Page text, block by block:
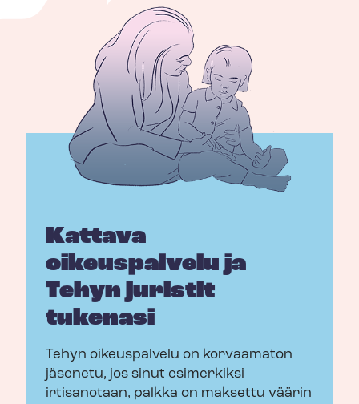
Kattava
oikeuspalvelu ja
Tehyn juristit
tukenasi
Tehyn oikeuspalvelu on korvaamaton
jäsenetu, jos sinut esimerkiksi
irtisanotaan, palkka on maksettu väärin